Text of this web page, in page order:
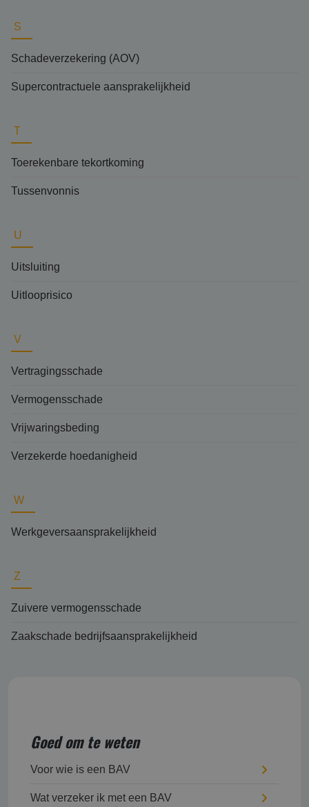
S
Schadeverzekering (AOV)
Supercontractuele aansprakelijkheid
T
Toerekenbare tekortkoming
Tussenvonnis
U
Uitsluiting
Uitlooprisico
V
Vertragingsschade
Vermogensschade
Vrijwaringsbeding
Verzekerde hoedanigheid
W
Werkgeversaansprakelijkheid
Z
Zuivere vermogensschade
Zaakschade bedrijfsaansprakelijkheid
Goed om te weten
Voor wie is een BAV
Wat verzeker ik met een BAV